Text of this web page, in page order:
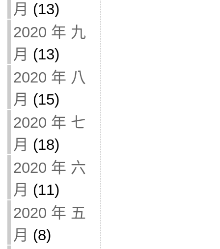
月 (13)
2020 年 九
月 (13)
2020 年 八
月 (15)
2020 年 七
月 (18)
2020 年 六
月 (11)
2020 年 五
月 (8)